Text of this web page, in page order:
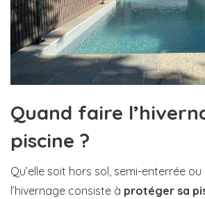
Quand faire
piscine ?
Qu’elle soit hors sol, semi-enterrée ou
l’hivernage consiste à protéger sa